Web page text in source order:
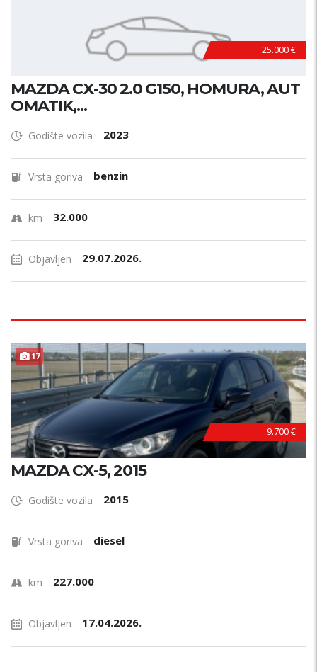
25.000 €
MAZDA CX-30 2.0 G150, HOMURA, AUT
OMATIK,...
Godište vozila 2023
Vrsta goriva benzin
km 32.000
Objavljen 29.07.2026.
17
9.700 €
MAZDA CX-5, 2015
Godište vozila 2015
Vrsta goriva diesel
km 227.000
Objavljen 17.04.2026.